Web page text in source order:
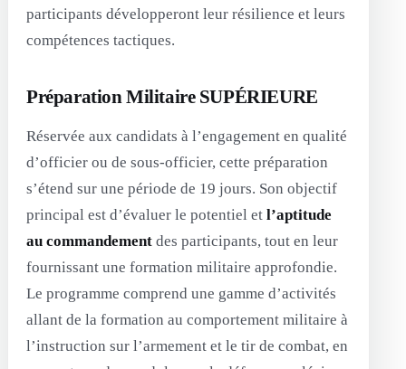
participants développeront leur résilience et leurs
compétences tactiques.
Préparation Militaire SUPÉRIEURE
Réservée aux candidats à l’engagement en qualité
d’officier ou de sous-officier, cette préparation
s’étend sur une période de 19 jours. Son objectif
principal est d’évaluer le potentiel et l’aptitude
au commandement des participants, tout en leur
fournissant une formation militaire approfondie.
Le programme comprend une gamme d’activités
allant de la formation au comportement militaire à
l’instruction sur l’armement et le tir de combat, en